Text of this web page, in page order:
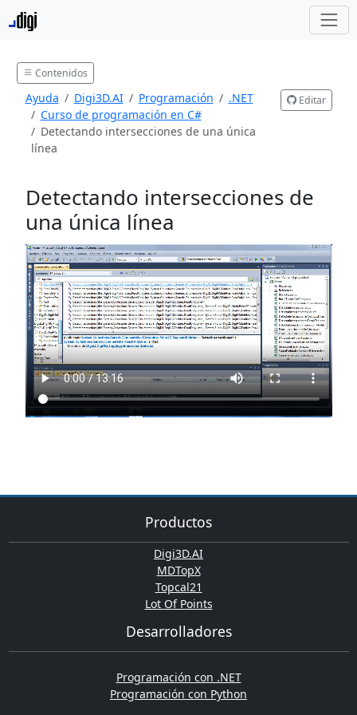
Contenidos
Ayuda Digi3D.AI Programación
.NET
Curso de programación en C#
Detectando intersecciones de una única
línea
Editar
Detectando intersecciones de
una única línea
Productos
Digi3D.AI
MDTopX
Topcal21
Lot Of Points
Desarrolladores
Programación con .NET
Programación con Python